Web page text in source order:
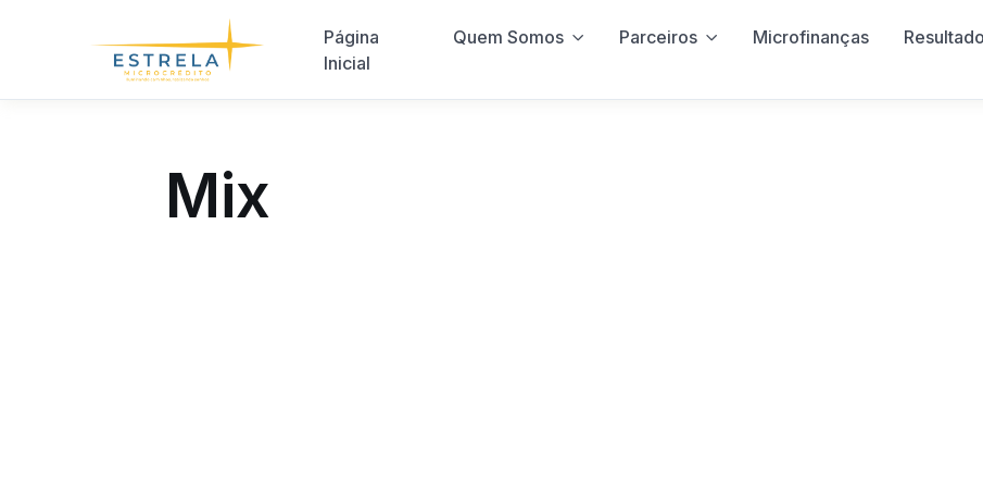
Página
Inicial
Quem Somos Parceiros Microfinanças
Mix